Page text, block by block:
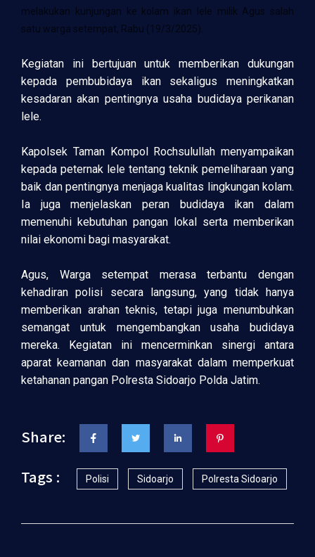
melakukan kunjungan ke kolam ikan lele milik Agus salah
satu warga setempat, Rabu (19/3/2025).
Kegiatan ini bertujuan untuk memberikan dukungan
kepada pembubidaya ikan sekaligus meningkatkan
kesadaran akan pentingnya usaha budidaya perikanan
lele.
Kapolsek Taman Kompol Rochsulullah menyampaikan
kepada peternak lele tentang teknik pemeliharaan yang
baik dan pentingnya menjaga kualitas lingkungan kolam.
Ia juga menjelaskan peran budidaya ikan dalam
memenuhi kebutuhan pangan lokal serta memberikan
nilai ekonomi bagi masyarakat.
Agus, Warga setempat merasa terbantu dengan
kehadiran polisi secara langsung, yang tidak hanya
memberikan arahan teknis, tetapi juga menumbuhkan
semangat untuk mengembangkan usaha budidaya
mereka. Kegiatan ini mencerminkan sinergi antara
aparat keamanan dan masyarakat dalam memperkuat
ketahanan pangan Polresta Sidoarjo Polda Jatim.
Share:
Tags :
Polisi Sidoarjo Polresta Sidoarjo